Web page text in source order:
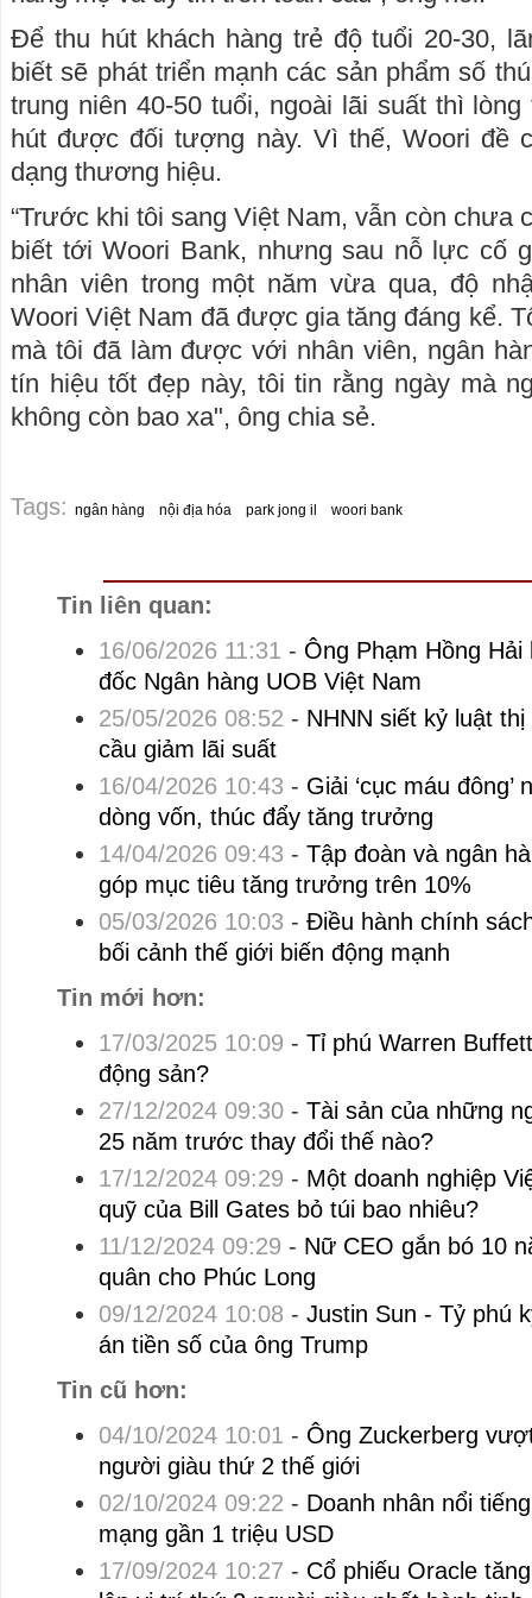
Để thu hút khách hàng trẻ độ tuổi 20-30,
biết sẽ phát triển mạnh các sản phẩm số
trung niên 40-50 tuổi, ngoài lãi suất thì
hút được đối tượng này. Vì thế, Woori đề
dạng thương hiệu.
“Trước khi tôi sang Việt Nam, vẫn còn chưa
biết tới Woori Bank, nhưng sau nỗ lực cố
nhân viên trong một năm vừa qua, độ
Woori Việt Nam đã được gia tăng đáng kể.
mà tôi đã làm được với nhân viên, ngân
tín hiệu tốt đẹp này, tôi tin rằng ngày mà
không còn bao xa", ông chia sẻ.
Tags: ngân hàng nội địa hóa park jong il woori bank
Tin liên quan:
16/06/2026 11:31 - Ông Phạm Hồng
đốc Ngân hàng UOB Việt Nam
25/05/2026 08:52 - NHNN siết kỷ luật
cầu giảm lãi suất
16/04/2026 10:43 - Giải ‘cục máu
dòng vốn, thúc đẩy tăng trưởng
14/04/2026 09:43 - Tập đoàn và ngân
góp mục tiêu tăng trưởng trên 10%
05/03/2026 10:03 - Điều hành chính
bối cảnh thế giới biến động mạnh
Tin mới hơn:
17/03/2025 10:09 - Tỉ phú Warren
động sản?
27/12/2024 09:30- Tài sản của những
25 năm trước thay đổi thế nào?
17/12/2024 09:29 - Một doanh nghiệp
quỹ của Bill Gates bỏ túi bao nhiêu?
11/12/2024 09:29 - Nữ CEO gắn bó 10
quân cho Phúc Long
09/12/2024 10:08 - Justin Sun - Tỷ phú
án tiền số của ông Trump
Tin cũ hơn:
04/10/2024 10:01 - Ông Zuckerberg
người giàu thứ 2 thế giới
02/10/2024 09:22 - Doanh nhân nổi
mạng gần 1 triệu USD
17/09/2024 10:27 - Cổ phiếu Oracle